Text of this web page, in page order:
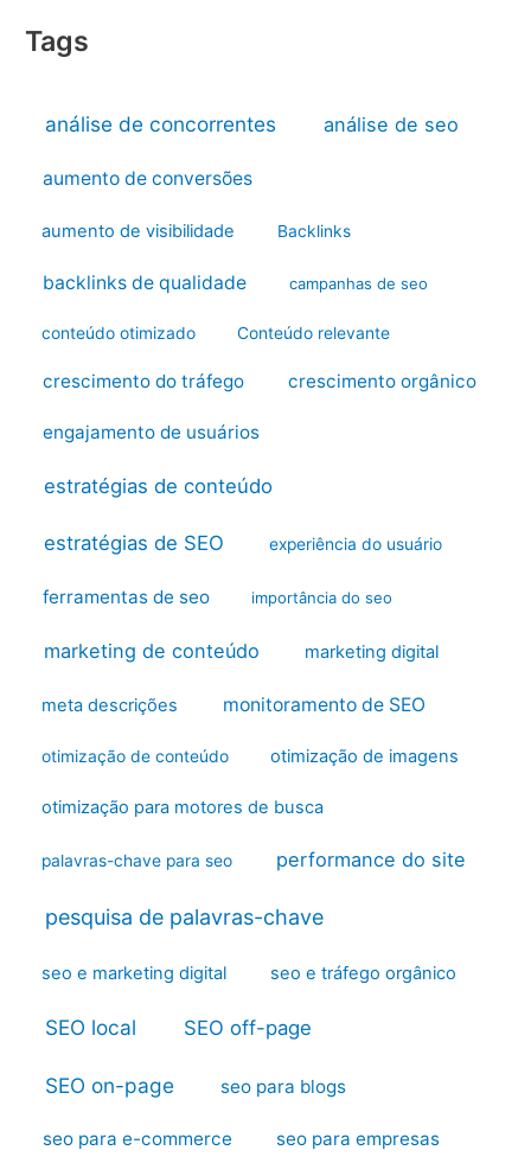
Tags
análise de concorrentes análise de seo
aumento de conversões
aumento de visibilidade Backlinks
backlinks de qualidade campanhas de seo
conteúdo otimizado Conteúdo relevante
crescimento do tráfego crescimento orgânico
engajamento de usuários
estratégias de conteúdo
estratégias de SEO experiência do usuário
ferramentas de seo importância do seo
marketing de conteúdo marketing digital
meta descrições monitoramento de SEO
otimização de conteúdo otimização de imagens
otimização para motores de busca
palavras-chave para seo performance do site
pesquisa de palavras-chave
seo e marketing digital seo e tráfego orgânico
SEO local SEO off-page
SEO on-page seo para blogs
seo para e-commerce seo para empresas